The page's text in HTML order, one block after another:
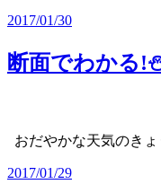
2017/01/30
断面でわかる
おだやかな天気のき
2017/01/29